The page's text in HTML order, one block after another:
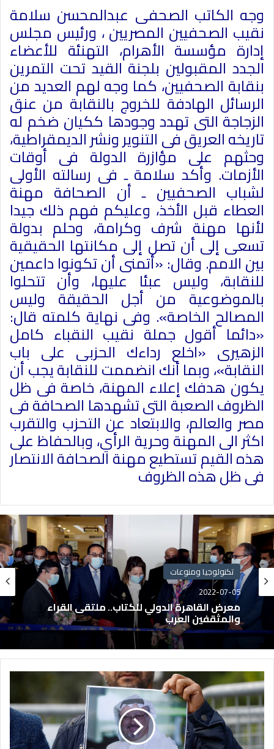
وجه الكاتب الصحفى عبدالمحسن سلامة
نقيب الصحفيين المصريين ، ورئيس مجلس
إدارة مؤسسة الأهرام، التهنئة للأعضاء
الجدد المقبولين بلجنة القيد تحت التمرين
بنقابة الصحفيين، كما وجه لهم العديد من
الرسائل الهادفة للخروج بالنقابة من عنق
الزجاجة التى تهدد وجودها ككيان ضخم له
تاريخه العريق فى التنوير ونشر الديمقراطية،
وحثهم على مؤازرة الدولة فى أوقات
الأزمات. وأكد سلامة ـ فى رسالته الأولى
لشباب الصحفيين ـ أن الصحافة مهنة
العطاء قبل الأخذ، وعليكم فهم ذلك جيدا
لأنها مهنة شرف وكرامة، وحلم بدولة
تسعى إلى أن تصل إلى مكانتها الحقيقية
بين الامم. وقال: «أتمنى أن تكونوا داعمين
للنقابة، وليس عبئا عليها، وأن تتحلوا
بالموضوعية من أجل الحقيقة وليس
المصالح الخاصة». وفى نهاية كلمته قال:
«دائما أقول جملة نقيب النقباء كامل
الزهيرى «اخلع رداءك الحزبى على باب
النقابة»، وبما أنك انضممت للنقابة يجب أن
يكون هدفك إعلاء المهنة، خاصة فى ظل
الظروف الصعبة التى تشهدها الصحافة فى
مصر والعالم، والابتعاد عن التحزب والتقرب
اكثر الى المهنة وحرية الرأي، وبالحفاظ على
هذه القيم تستطيع مهنة الصحافة الانتصار
فى ظل هذه الظروف
تكنولوجيا ومنوعات
2022-07-05
معرض القاهرة الدولي للكتاب.. ملتقى القراء
والمثقفين العرب